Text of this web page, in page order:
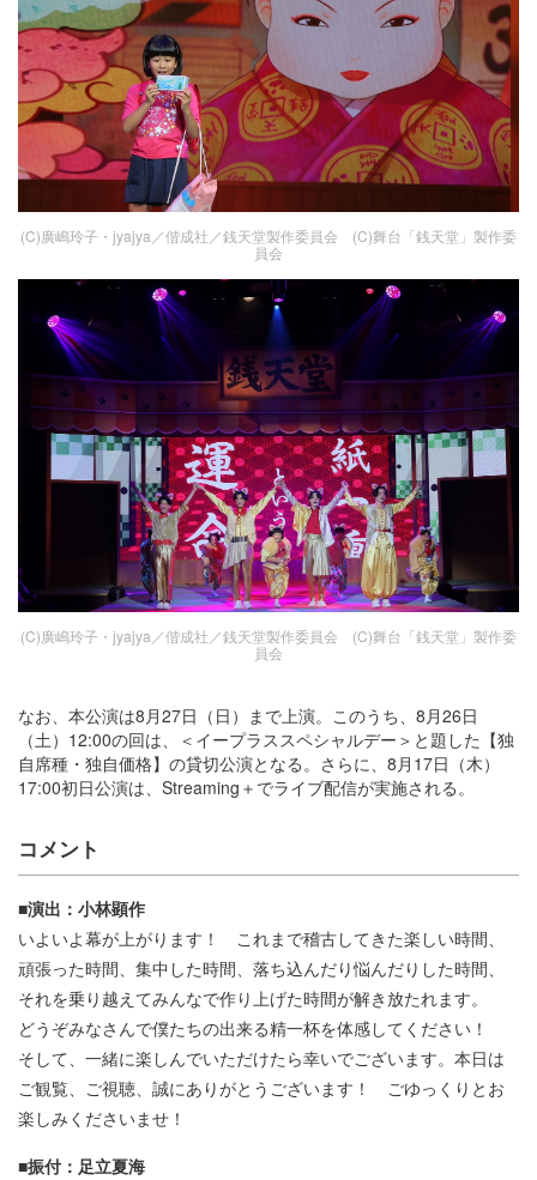
(C)廣嶋玲子・jyajya／偕成社／銭天堂製作委員会 (C)舞台「銭天堂」製作委
員会
(C)廣嶋玲子・jyajya／偕成社／銭天堂製作委員会 (C)舞台「銭天堂」製作委
員会
なお、本公演は8月27日（日）まで上演。このうち、8月26日
（土）12:00の回は、＜イープラススペシャルデー＞と題した【独
自席種・独自価格】の貸切公演となる。さらに、8月17日（木）
17:00初日公演は、Streaming＋でライブ配信が実施される。
コメント
■演出：小林顕作
いよいよ幕が上がります！ これまで稽古してきた楽しい時間、
頑張った時間、集中した時間、落ち込んだり悩んだりした時間、
それを乗り越えてみんなで作り上げた時間が解き放たれます。
どうぞみなさんで僕たちの出来る精一杯を体感してください！
そして、一緒に楽しんでいただけたら幸いでございます。本日は
ご観覧、ご視聴、誠にありがとうございます！ ごゆっくりとお
楽しみくださいませ！
■振付：足立夏海